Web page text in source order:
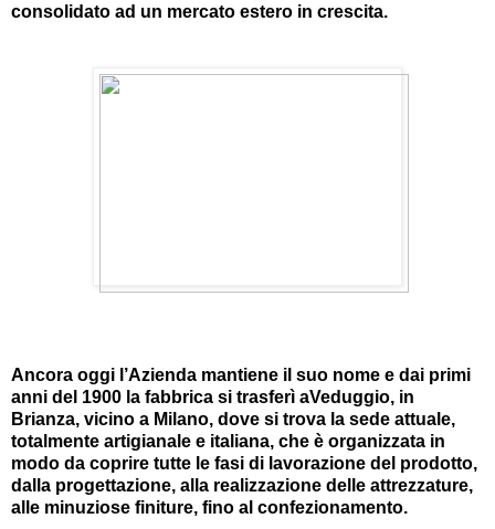
consolidato ad un mercato estero in crescita.
Ancora oggi l’Azienda mantiene il suo nome e dai primi
anni del 1900 la fabbrica si trasferì aVeduggio, in
Brianza, vicino a Milano, dove si trova la sede attuale,
totalmente artigianale e italiana, che è organizzata in
modo da coprire tutte le fasi di lavorazione del prodotto,
dalla progettazione, alla realizzazione delle attrezzature,
alle minuziose finiture, fino al confezionamento.